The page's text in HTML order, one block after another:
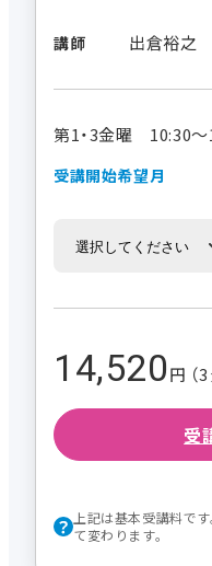
講師 出倉裕之
第1・3金曜 10:30～
受講開始希望月
14,520円 （
受
上記は基本受講料で
て変わります。